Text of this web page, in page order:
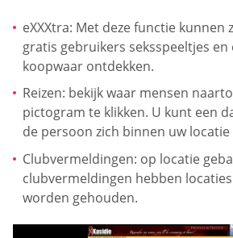
eXXXtra: Met deze functie kunnen
gratis gebruikers seksspeeltjes
koopwaar ontdekken.
Reizen: bekijk waar mensen
pictogram te klikken. U kunt een
de persoon zich binnen uw
Clubvermeldingen: op locatie
clubvermeldingen hebben
worden gehouden.